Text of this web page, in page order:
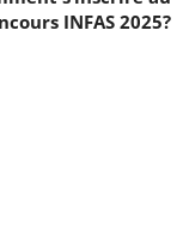
INFAS 2025?